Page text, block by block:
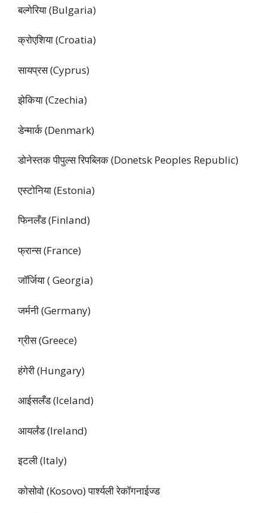
बल्गेरिया (Bulgaria)
क्रोएशिया (Croatia)
सायप्रस (Cyprus)
झेकिया (Czechia)
डेन्मार्क (Denmark)
डोनेस्तक पीपुल्स रिपब्लिक (Donetsk Peoples Republic)
एस्टोनिया (Estonia)
फिनलँड (Finland)
फ्रान्स (France)
जॉर्जिया ( Georgia)
जर्मनी (Germany)
ग्रीस (Greece)
हंगेरी (Hungary)
आईसलँड (Iceland)
आयर्लंड (Ireland)
इटली (Italy)
कोसोवो (Kosovo) पार्श्यली रेकॉगनाईज्ड